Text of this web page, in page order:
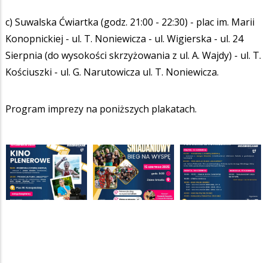
c) Suwalska Ćwiartka (godz. 21:00 - 22:30) - plac im. Marii
Konopnickiej - ul. T. Noniewicza - ul. Wigierska - ul. 24
Sierpnia (do wysokości skrzyżowania z ul. A. Wajdy) - ul. T.
Kościuszki - ul. G. Narutowicza ul. T. Noniewicza.
Program imprezy na poniższych plakatach.